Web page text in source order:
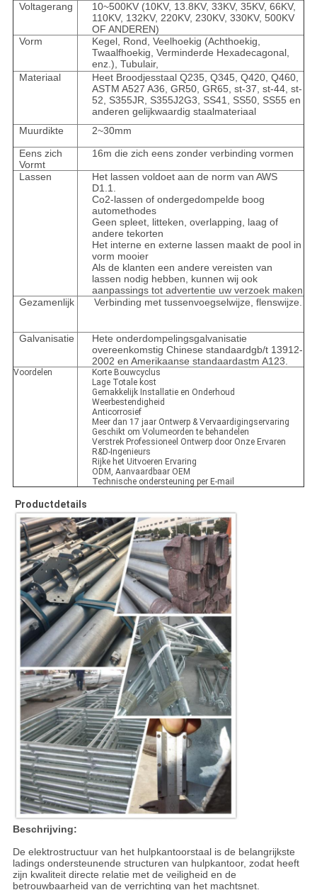
Voltagerang
10~500KV (10KV, 13.8KV, 33KV, 35KV, 66KV,
110KV, 132KV, 220KV, 230KV, 330KV, 500KV
OF ANDEREN)
Vorm
Kegel, Rond, Veelhoekig (Achthoekig,
Twaalfhoekig, Verminderde Hexadecagonal,
enz.), Tubulair,
Materiaal
Heet Broodjesstaal Q235, Q345, Q420, Q460,
ASTM A527 A36, GR50, GR65, st-37, st-44, st-
52, S355JR, S355J2G3, SS41, SS50, SS55 en
anderen gelijkwaardig staalmateriaal
Muurdikte
2~30mm
Eens zich
Vormt
16m die zich eens zonder verbinding vormen
Lassen
Het lassen voldoet aan de norm van AWS
D1.1.
Co2-lassen of ondergedompelde boog
automethodes
Geen spleet, litteken, overlapping, laag of
andere tekorten
Het interne en externe lassen maakt de pool in
vorm mooier
Als de klanten een andere vereisten van
lassen nodig hebben, kunnen wij ook
aanpassings tot advertentie uw verzoek maken
Gezamenlijk
Verbinding met tussenvoegselwijze, flenswijze.
Galvanisatie
Hete onderdompelingsgalvanisatie
overeenkomstig Chinese standaardgb/t 13912-
2002 en Amerikaanse standaardastm A123.
Voordelen
Korte Bouwcyclus
Lage Totale kost
Gemakkelijk Installatie en Onderhoud
Weerbestendigheid
Anticorrosief
Meer dan 17 jaar Ontwerp & Vervaardigingservaring
Geschikt om Volumeorden te behandelen
Verstrek Professioneel Ontwerp door Onze Ervaren
R&D-Ingenieurs
Rijke het Uitvoeren Ervaring
ODM, Aanvaardbaar OEM
Technische ondersteuning per E-mail
Productdetails
Beschrijving:
De elektrostructuur van het hulpkantoorstaal is de belangrijkste
ladings ondersteunende structuren van hulpkantoor, zodat heeft
zijn kwaliteit directe relatie met de veiligheid en de
betrouwbaarheid van de verrichting van het machtsnet.